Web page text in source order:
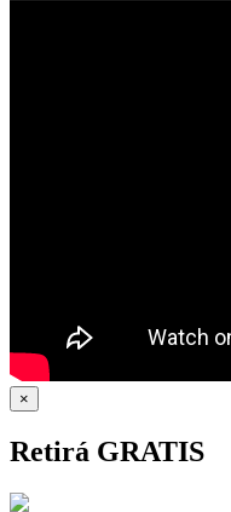
×
Retirá GRATIS